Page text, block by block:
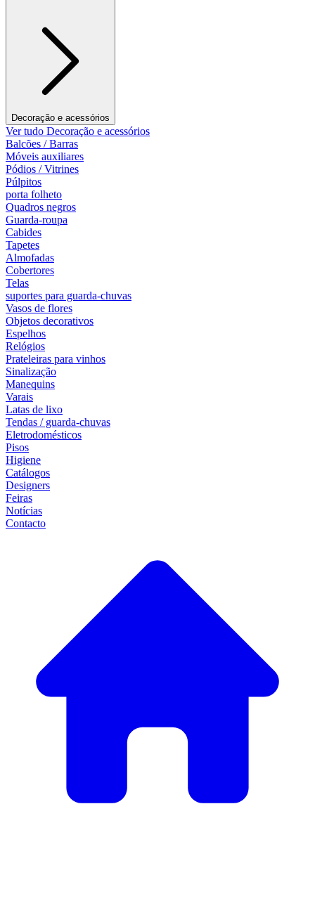
Decoração e acessórios
Ver tudo Decoração e acessórios
Balcões / Barras
Móveis auxiliares
Pódios / Vitrines
Púlpitos
porta folheto
Quadros negros
Guarda-roupa
Cabides
Tapetes
Almofadas
Cobertores
Telas
suportes para guarda-chuvas
Vasos de flores
Objetos decorativos
Espelhos
Relógios
Prateleiras para vinhos
Sinalização
Manequins
Varais
Latas de lixo
Tendas / guarda-chuvas
Eletrodomésticos
Pisos
Higiene
Catálogos
Designers
Feiras
Notícias
Contacto